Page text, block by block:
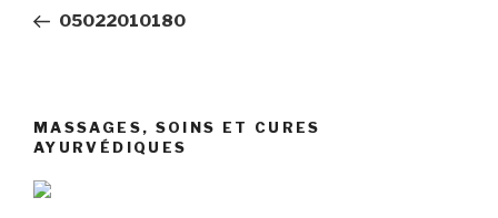
l’article
précédent
05022010180
MASSAGES, SOINS ET CURES
AYURVÉDIQUES